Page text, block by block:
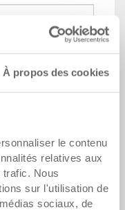
À propos des cookies
le contenu
relatives aux
Nous
sur l'utilisation de
sociaux, de
Prix
CHF 21.70
CHF 19.85
CHF 17.20